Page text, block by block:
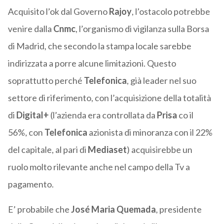
Acquisito l’ok dal GovernoRajoy, l’ostacolo potrebbe
venire dalla Cnmc, l’organismo di vigilanza sulla Borsa
di Madrid, che secondo la stampa locale sarebbe
indirizzata a porre alcune limitazioni. Questo
soprattutto perché Telefonica, già leader nel suo
settore di riferimento, con l’acquisizione della totalità
di Digital+ (l’azienda era controllata da Prisa co il
56%, con Telefonica azionista di minoranza con il 22%
del capitale, al pari di Mediaset) acquisirebbe un
ruolo molto rilevante anche nel campo della Tv a
pagamento.
E’ probabile cheJosé Maria Quemada, presidente